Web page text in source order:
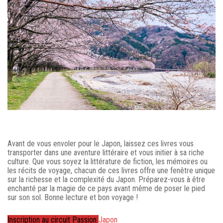
Avant de vous envoler pour le Japon, laissez ces livres vous
transporter dans une aventure littéraire et vous initier à sa riche
culture. Que vous soyez la littérature de fiction, les mémoires ou
les récits de voyage, chacun de ces livres offre une fenêtre unique
sur la richesse et la complexité du Japon. Préparez-vous à être
enchanté par la magie de ce pays avant même de poser le pied
sur son sol. Bonne lecture et bon voyage !
Inscription au circuit Passion Japon